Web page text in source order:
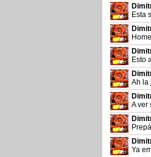
Esta
Esto
Ah la
A ver
Ya